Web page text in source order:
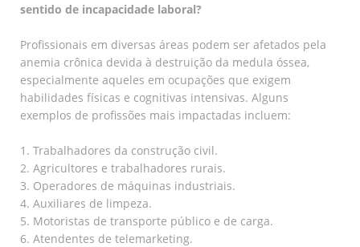
sentido de incapacidade laboral?
Profissionais em diversas áreas podem ser afetados pela
anemia crônica devida à destruição da medula óssea,
especialmente aqueles em ocupações que exigem
habilidades físicas e cognitivas intensivas. Alguns
exemplos de profissões mais impactadas incluem:
1. Trabalhadores da construção civil.
2. Agricultores e trabalhadores rurais.
3. Operadores de máquinas industriais.
4. Auxiliares de limpeza.
5. Motoristas de transporte público e de carga.
6. Atendentes de telemarketing.